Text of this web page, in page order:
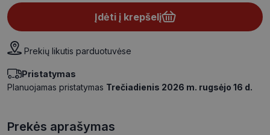
Įdėti į krepšelį
Prekių likutis parduotuvėse
Pristatymas
Planuojamas pristatymas Trečiadienis 2026 m. rugsėjo 16 d.
Prekės aprašymas